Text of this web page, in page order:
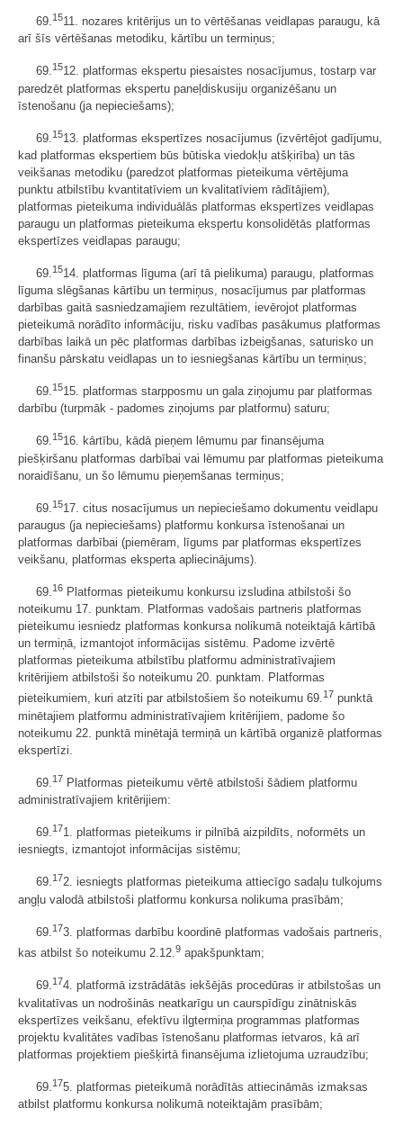
69.1511. nozares kritērijus un to vērtēšanas veidlapas paraugu, kā
arī šīs vērtēšanas metodiku, kārtību un termiņus;
69.1512. platformas ekspertu piesaistes nosacījumus, tostarp var
paredzēt platformas ekspertu paneļdiskusiju organizēšanu un
īstenošanu (ja nepieciešams);
69. 1513. platformas ekspertīzes nosacījumus (izvērtējot gadījumu,
kad platformas ekspertiem būs būtiska viedokļu atšķirība) un tās
veikšanas metodiku (paredzot platformas pieteikuma vērtējuma
punktu atbilstību kvantitatīviem un kvalitatīviem rādītājiem),
platformas pieteikuma individuālās platformas ekspertīzes veidlapas
paraugu un platformas pieteikuma ekspertu konsolidētās platformas
ekspertīzes veidlapas paraugu;
69.1514. platformas līguma (arī tā pielikuma) paraugu, platformas
līguma slēgšanas kārtību un termiņus, nosacījumus par platformas
darbības gaitā sasniedzamajiem rezultātiem, ievērojot platformas
pieteikumā norādīto informāciju, risku vadības pasākumus platformas
darbības laikā un pēc platformas darbības izbeigšanas, saturisko un
finanšu pārskatu veidlapas un to iesniegšanas kārtību un termiņus;
69.1515. platformas starpposmu un gala ziņojumu par platformas
darbību (turpmāk - padomes ziņojums par platformu) saturu;
69.1516. kārtību, kādā pieņem lēmumu par finansējuma
piešķiršanu platformas darbībai vai lēmumu par platformas pieteikuma
noraidīšanu, un šo lēmumu pieņemšanas termiņus;
69.1517. citus nosacījumus un nepieciešamo dokumentu veidlapu
paraugus (ja nepieciešams) platformu konkursa īstenošanai un
platformas darbībai (piemēram, līgums par platformas ekspertīzes
veikšanu, platformas eksperta apliecinājums).
69.16 Platformas pieteikumu konkursu izsludina atbilstoši šo
noteikumu 17. punktam. Platformas vadošais partneris platformas
pieteikumu iesniedz platformas konkursa nolikumā noteiktajā kārtībā
un termiņā, izmantojot informācijas sistēmu. Padome izvērtē
platformas pieteikuma atbilstību platformu administratīvajiem
kritērijiem atbilstoši šo noteikumu 20. punktam. Platformas
pieteikumiem, kuri atzīti par atbilstošiem šo noteikumu 69.17 punktā
minētajiem platformu administratīvajiem kritērijiem, padome šo
noteikumu 22. punktā minētajā termiņā un kārtībā organizē platformas
ekspertīzi.
69.17 Platformas pieteikumu vērtē atbilstoši šādiem platformu
administratīvajiem kritērijiem:
69.171. platformas pieteikums ir pilnībā aizpildīts, noformēts un
iesniegts, izmantojot informācijas sistēmu;
69.172. iesniegts platformas pieteikuma attiecīgo sadaļu tulkojums
angļu valodā atbilstoši platformu konkursa nolikuma prasībām;
69.173. platformas darbību koordinē platformas vadošais partneris,
kas atbilst šo noteikumu 2.12.9 apakšpunktam;
69.174. platformā izstrādātās iekšējās procedūras ir atbilstošas un
kvalitatīvas un nodrošinās neatkarīgu un caurspīdīgu zinātniskās
ekspertīzes veikšanu, efektīvu ilgtermiņa programmas platformas
projektu kvalitātes vadības īstenošanu platformas ietvaros, kā arī
platformas projektiem piešķirtā finansējuma izlietojuma uzraudzību;
69.175. platformas pieteikumā norādītās attiecināmās izmaksas
atbilst platformu konkursa nolikumā noteiktajām prasībām;